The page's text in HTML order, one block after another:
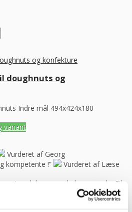
doughnuts og
Indre mål 494x424x180
variant
Vurderet af Georg
kompetente !”
Vurderet af Læse
og imødekommende kommende. Fik
i løbet af to sekunder. God arbejde